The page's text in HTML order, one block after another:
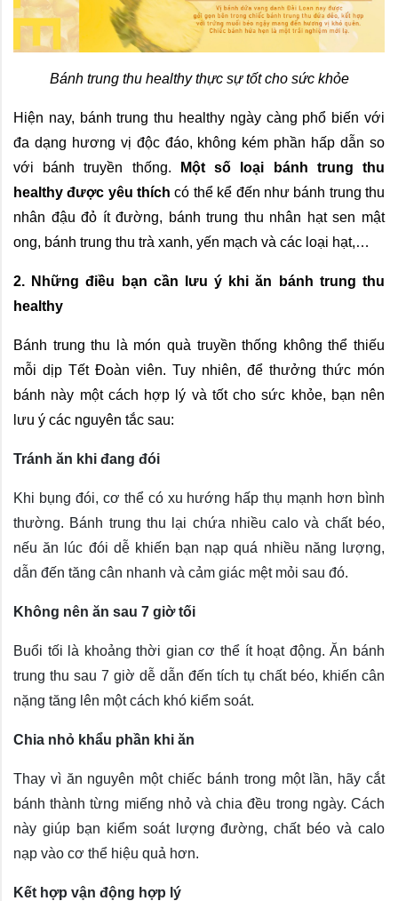
Bánh trung thu healthy thực sự tốt cho sức khỏe
Hiện nay, bánh trung thu healthy ngày càng phổ biến với
đa dạng hương vị độc đáo, không kém phần hấp dẫn so
với bánh truyền thống.
Một số loại bánh trung thu
healthy được yêu thích có thể kể đến như bánh trung thu
nhân đậu đỏ ít đường, bánh trung thu nhân hạt sen mật
ong, bánh trung thu trà xanh, yến mạch và các loại hạt,…
2. Những điều bạn cần lưu ý khi ăn bánh trung thu
healthy
Bánh trung thu là món quà truyền thống không thể thiếu
mỗi dịp Tết Đoàn viên. Tuy nhiên, để thưởng thức món
bánh này một cách hợp lý và tốt cho sức khỏe, bạn nên
lưu ý các nguyên tắc sau:
Tránh ăn khi đang đói
Khi bụng đói, cơ thể có xu hướng hấp thụ mạnh hơn bình
thường. Bánh trung thu lại chứa nhiều calo và chất béo,
nếu ăn lúc đói dễ khiến bạn nạp quá nhiều năng lượng,
dẫn đến tăng cân nhanh và cảm giác mệt mỏi sau đó.
Không nên ăn sau 7 giờ tối
Buổi tối là khoảng thời gian cơ thể ít hoạt động. Ăn bánh
trung thu sau 7 giờ dễ dẫn đến tích tụ chất béo, khiến cân
nặng tăng lên một cách khó kiểm soát.
Chia nhỏ khẩu phần khi ăn
Thay vì ăn nguyên một chiếc bánh trong một lần, hãy cắt
bánh thành từng miếng nhỏ và chia đều trong ngày. Cách
này giúp bạn kiểm soát lượng đường, chất béo và calo
nạp vào cơ thể hiệu quả hơn.
Kết hợp vận động hợp lý